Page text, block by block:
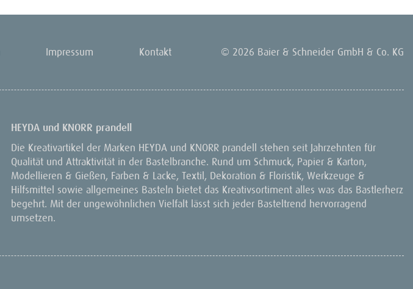
Impressum Kontakt © 2026 Baier & Schneider GmbH & Co. KG
HEYDA und KNORR prandell
Die Kreativartikel der Marken HEYDA und KNORR prandell stehen seit Jahrzehnten für
Qualität und Attraktivität in der Bastelbranche. Rund um Schmuck, Papier & Karton,
Modellieren & Gießen, Farben & Lacke, Textil, Dekoration & Floristik, Werkzeuge &
Hilfsmittel sowie allgemeines Basteln bietet das Kreativsortiment alles was das Bastlerherz
begehrt. Mit der ungewöhnlichen Vielfalt lässt sich jeder Basteltrend hervorragend
umsetzen.